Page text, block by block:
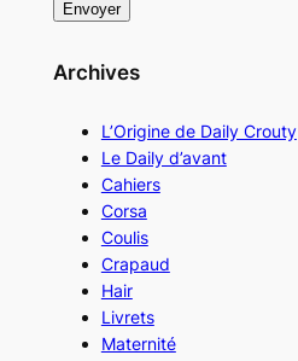
Archives
L’Origine de Daily Crouty
Le Daily d’avant
Cahiers
Corsa
Coulis
Crapaud
Hair
Livrets
Maternité